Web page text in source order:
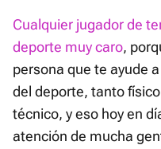
Cualquier jugador de
deporte muy caro,
persona que te ayude
del deporte, tanto
técnico, y eso hoy en
atención de mucha